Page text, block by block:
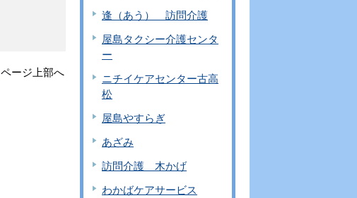
ページ上部へ
逢（あう） 訪問介護
屋島タクシー介護センタ
ー
ニチイケアセンター古高
松
屋島やすらぎ
あざみ
訪問介護 木かげ
わかばケアサービス